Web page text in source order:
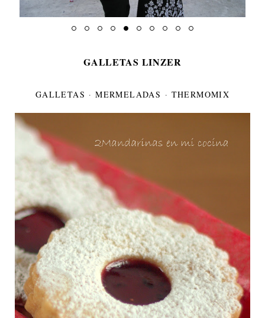
GALLETAS LINZER
GALLETAS ·MERMELADAS · THERMOMIX